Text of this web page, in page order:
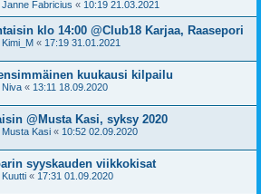
Janne Fabricius « 10:19 21.03.2021
klo 14:00 @Club18 Karjaa, Raasepori
Kimi_M « 17:19 31.01.2021
kuukausi kilpailu
Niva « 13:11 18.09.2020
@Musta Kasi, syksy 2020
Musta Kasi « 10:52 02.09.2020
syyskauden viikkokisat
Kuutti « 17:31 01.09.2020